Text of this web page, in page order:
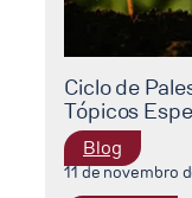
Ciclo de
Tópicos
Blog
11 de novembro